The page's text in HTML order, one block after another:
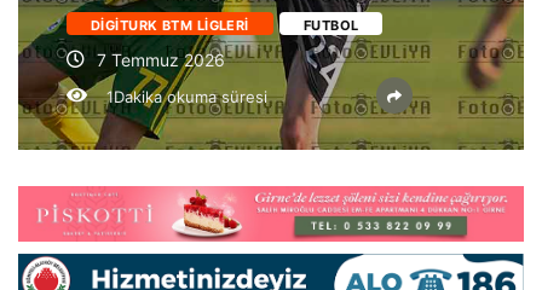
DIGITURK BTM LIGLERI FUTBOL
7 Temmuz 2026
1Dakika okuma süresi